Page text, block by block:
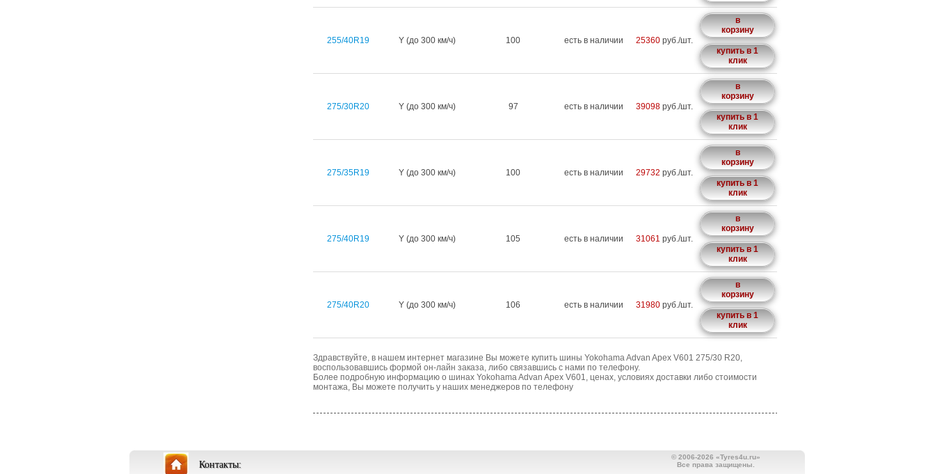
255/40R19 Y (до 300 км/ч) 100 есть в наличии 25360 руб./шт.
в
корзину
купить в 1
клик
275/30R20 Y (до 300 км/ч) 97 есть в наличии 39098 руб./шт.
в
корзину
купить в 1
клик
275/35R19 Y (до 300 км/ч) 100 есть в наличии 29732 руб./шт.
в
корзину
купить в 1
клик
275/40R19 Y (до 300 км/ч) 105 есть в наличии 31061 руб./шт.
в
корзину
купить в 1
клик
275/40R20 Y (до 300 км/ч) 106 есть в наличии 31980 руб./шт.
в
корзину
купить в 1
клик
Здравствуйте, в нашем интернет магазине Вы можете купить шины Yokohama Advan Apex V601 275/30 R20,
воспользовавшись формой он-лайн заказа, либо связавшись с нами по телефону.
Более подробную информацию о шинах Yokohama Advan Apex V601, ценах, условиях доставки либо стоимости
монтажа, Вы можете получить у наших менеджеров по телефону
Контакты:
© 2006-2026 «Tyres4u.ru»
Все права защищены.